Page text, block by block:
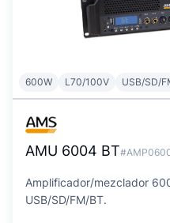
600W L70/100V USB/SD/
AMU 6004 BT
Amplificador/mezclador
USB/SD/FM/BT.